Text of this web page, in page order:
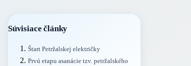
Súvisiace články
Štart Petržalskej električky
Prvú etapu asanácie tzv. petržalského